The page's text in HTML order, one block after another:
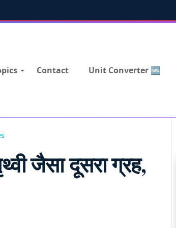
Contact Unit Converter 🆕
जैसा दूसरा ग्रह,